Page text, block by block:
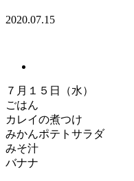
2020.07.15
７月１５日（水）
ごはん
カレイの煮つけ
みかんポテトサラダ
みそ汁
バナナ